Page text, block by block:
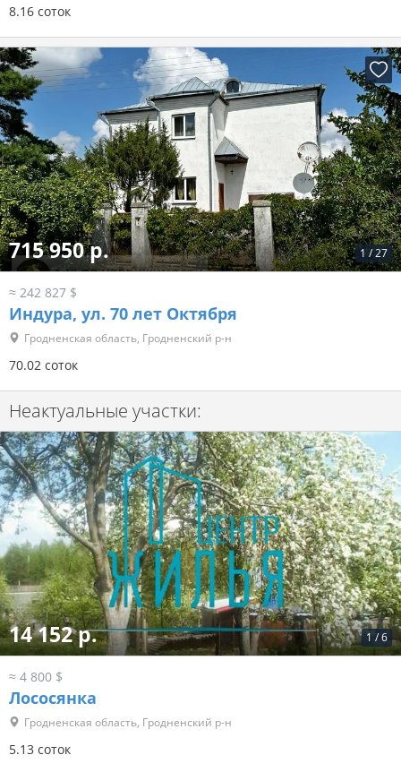
8.16 соток
1 /27
715 950 р.
≈ 242 827 $
Индура, ул. 70 лет Октября
Гродненская область, Гродненский р-н
70.02 соток
Неактуальные участки:
1/6
14 152 р.
≈ 4 800 $
Лососянка
Гродненская область, Гродненский р-н
5.13 соток